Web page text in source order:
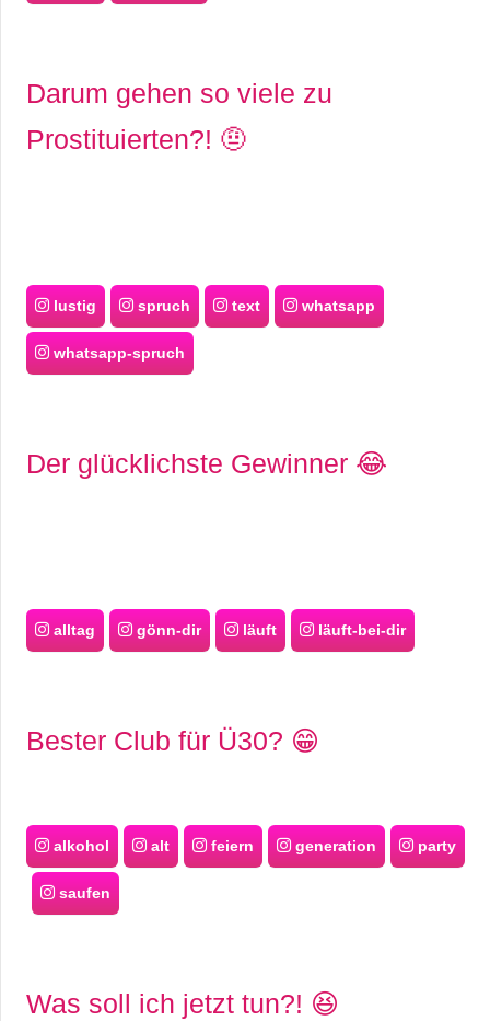
Darum gehen so viele zu
Prostituierten?! 🤨
lustig spruch text whatsapp
whatsapp-spruch
Der glücklichste Gewinner 😂
alltag gönn-dir läuft läuft-bei-dir
Bester Club für Ü30? 😁
alkohol alt feiern generation party
saufen
Was soll ich jetzt tun?! 😆